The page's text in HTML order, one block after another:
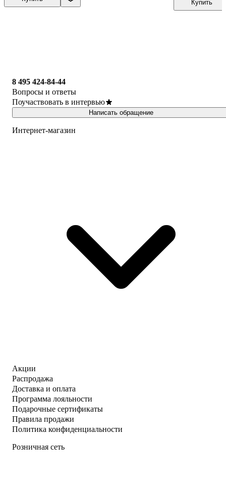
Купить
8 495 424-84-44
Вопросы и ответы
Поучаствовать в интервью
Написать обращение
Интернет-магазин
Акции
Распродажа
Доставка и оплата
Программа лояльности
Подарочные сертификаты
Правила продажи
Политика конфиденциальности
Розничная сеть